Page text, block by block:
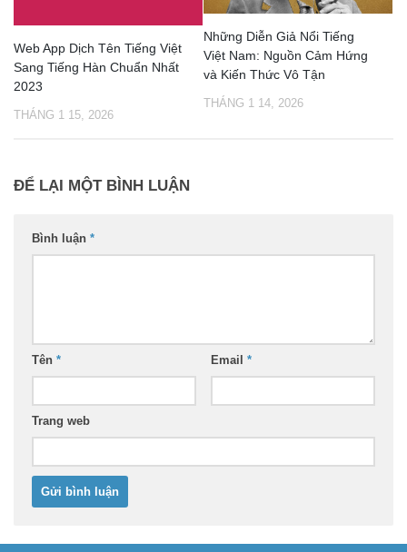
Web App Dịch Tên Tiếng Việt
Sang Tiếng Hàn Chuẩn Nhất
2023
THÁNG 1 15, 2026
Những Diễn Giả Nổi Tiếng
Việt Nam: Nguồn Cảm Hứng
và Kiến Thức Vô Tận
THÁNG 1 14, 2026
ĐỂ LẠI MỘT BÌNH LUẬN
Bình luận *
Tên * Email *
Trang web